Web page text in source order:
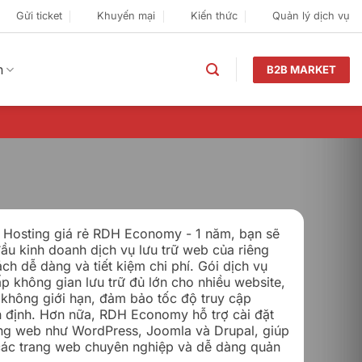
Gửi ticket Khuyến mại Kiến thức Quản lý dịch vụ
B2B MARKET
giá rẻ RDH Economy - 1 năm, bạn sẽ
kinh doanh dịch vụ lưu trữ web của riêng
dễ dàng và tiết kiệm chi phí. Gói dịch vụ
không gian lưu trữ đủ lớn cho nhiều website,
giới hạn, đảm bảo tốc độ truy cập
định. Hơn nữa, RDH Economy hỗ trợ cài đặt
web như WordPress, Joomla và Drupal, giúp
trang web chuyên nghiệp và dễ dàng quản